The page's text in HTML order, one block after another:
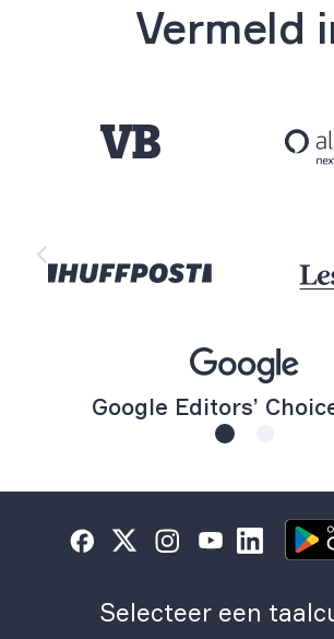
Vermeld
Google Editors’
Selecteer een